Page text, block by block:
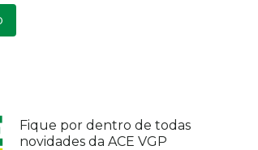
Fique por dentro de todas
novidades da ACE VGP